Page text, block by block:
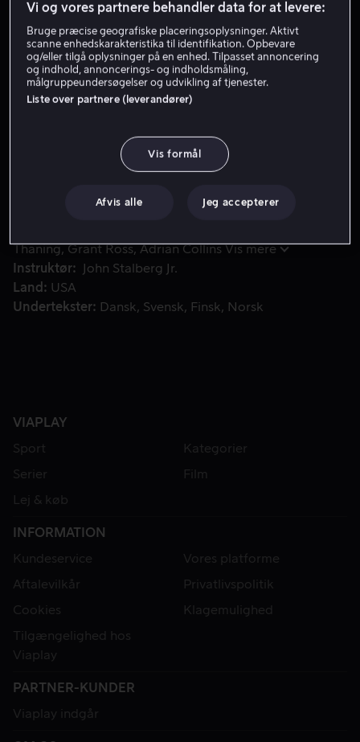
Få Viaplay
Se trailer
Da en hensynsløs bande angriber hans familie, dykker
Da en hensynsløs bande angriber hans familie, dykker
en ex-politihundefører og hans hund ned i byens
Thaning Grant Ross Adrian Collins Vis mere
Instruktør
John Stalberg Jr.
Land
USA
Undertekster
Dansk Svensk Finsk Norsk
VIAPLAY
Sport
Kategorier
Serier
Film
Lej & køb
INFORMATION
Kundeservice
Vores platforme
Aftalevilkår
Privatlivspolitik
Cookies
Klagemulighed
Tilgængelighed hos
Viaplay
PARTNER-KUNDER
Viaplay indgår
Vi og vores partnere behandler data for at levere:
Bruge præcise geografiske placeringsoplysninger. Aktivt
scanne enhedskarakteristika til identifikation. Opbevare
og/eller tilgå oplysninger på en enhed. Tilpasset annoncering
og indhold, annoncerings- og indholdsmåling,
målgruppeundersøgelser og udvikling af tjenester.
Liste over partnere (leverandører)
Vis formål
Afvis alle Jeg accepterer